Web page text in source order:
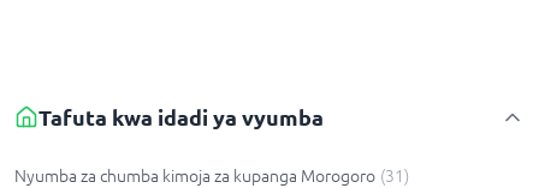
Tafuta kwa idadi ya vyumba
Nyumba za chumba kimoja za kupanga Morogoro (31)